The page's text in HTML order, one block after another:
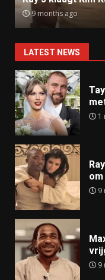
9 months ago
LATEST NEWS
1
9
9